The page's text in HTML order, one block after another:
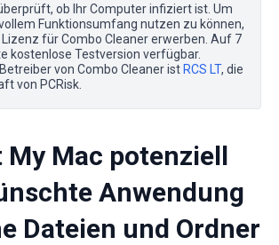
ob Ihr Computer infiziert ist. Um
Funktionsumfang nutzen zu können,
für Combo Cleaner erwerben. Auf 7
kostenlose Testversion verfügbar.
von Combo Cleaner ist RCS LT, die
von PCRisk.
My Mac potenziell
Anwendung
Dateien und Ordner